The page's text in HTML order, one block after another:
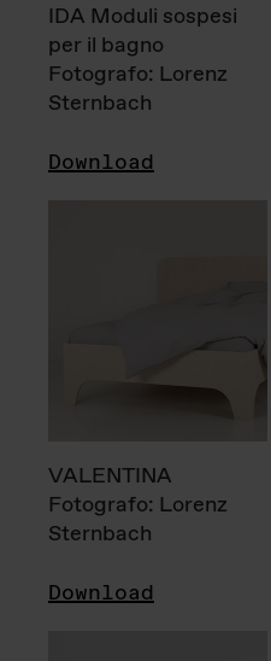
IDA Moduli sospesi
per il bagno
Fotografo: Lorenz
Sternbach
Download
VALENTINA
Fotografo: Lorenz
Sternbach
Download